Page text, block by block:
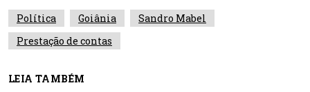
Política Goiânia
Sandro Mabel
Prestação de contas
LEIA TAMBÉM